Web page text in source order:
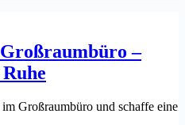
–
Großraumbüro und schaffe eine